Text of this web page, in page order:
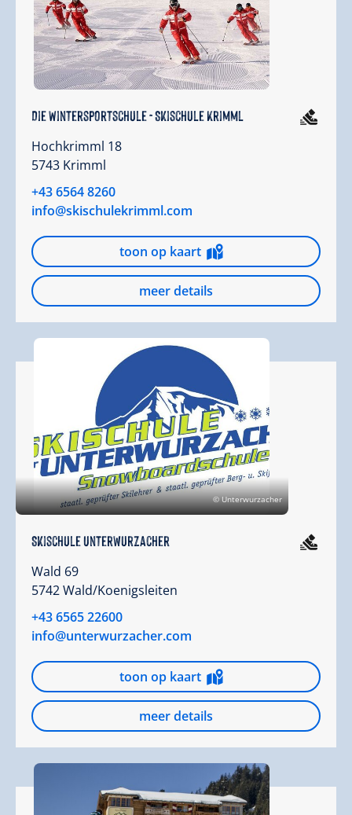
Die Wintersportschule - Skischule Krimml
Hochkrimml 18
5743 Krimml
+43 6564 8260
info@skischulekrimml.com
toon op kaart
meer details
© Unterwurzacher
Skischule Unterwurzacher
Wald 69
5742 Wald/Koenigsleiten
+43 6565 22600
info@unterwurzacher.com
toon op kaart
meer details